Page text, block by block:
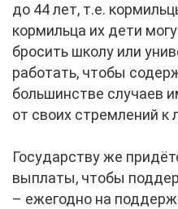
до 44 лет, т.е.
кормильца их дети
бросить школу или
работать, чтобы
большинстве случаев
от своих стремлений к
Государству же
выплаты, чтобы
– ежегодно на